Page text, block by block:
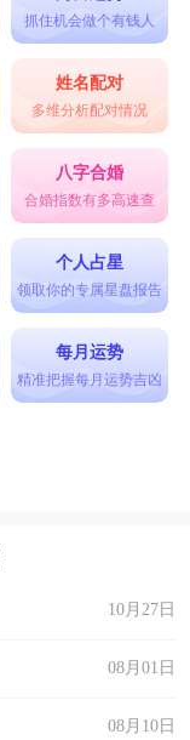
抓住机会做个有钱人
姓名配对
多维分析配对情况
八字合婚
合婚指数有多高速查
个人占星
领取你的专属星盘报告
每月运势
精准把握每月运势吉凶
10月27日
08月01日
08月10日